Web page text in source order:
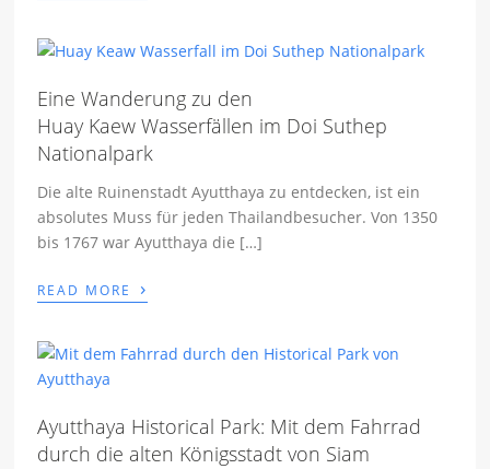
Eine Wanderung zu den
Huay Kaew Wasserfällen im Doi Suthep
Nationalpark
Die alte Ruinenstadt Ayutthaya zu entdecken, ist ein
absolutes Muss für jeden Thailandbesucher. Von 1350
bis 1767 war Ayutthaya die […]
READ MORE ›
Ayutthaya Historical Park: Mit dem Fahrrad
durch die alten Königsstadt von Siam